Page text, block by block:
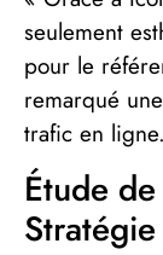
seulement
pour le
remarqué
trafic en
Étude